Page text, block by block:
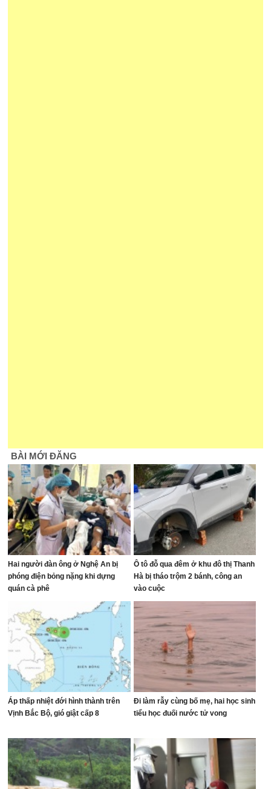
BÀI MỚI ĐĂNG
Hai người đàn ông ở Nghệ An bị
phóng điện bỏng nặng khi dựng
quán cà phê
Ô tô đỗ qua đêm ở khu đô thị Thanh
Hà bị tháo trộm 2 bánh, công an
vào cuộc
Áp thấp nhiệt đới hình thành trên
Vịnh Bắc Bộ, gió giật cấp 8
Đi làm rẫy cùng bố mẹ, hai học sinh
tiểu học đuối nước tử vong